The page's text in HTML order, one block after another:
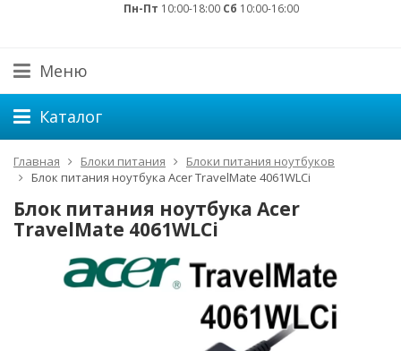
Пн-Пт 10:00-18:00 Сб 10:00-16:00
Меню
Каталог
Главная Блоки питания
Блоки питания ноутбуков
Блок питания ноутбука Acer TravelMate 4061WLCi
Блок питания ноутбука Acer
TravelMate 4061WLCi